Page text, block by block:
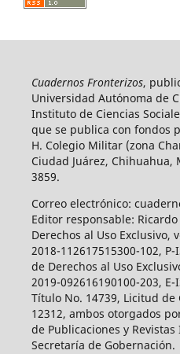
Cuadernos Fronterizos,
Universidad Autónoma de
Instituto de Ciencias
que se publica con fondos
H. Colegio Militar (zona
Ciudad Juárez, Chihuahua,
3859.
Correo electrónico:
Editor responsable:
Derechos al Uso Exclusivo,
2018-112617515300-102, P-
de Derechos al Uso
2019-092616190100-203,
Título No. 14739, Licitud de
12312, ambos otorgados
de Publicaciones y
Secretaría de Gobernación.